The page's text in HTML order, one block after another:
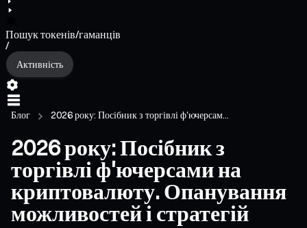
Пошук токенів/гаманців
/
Активність
Блог 2026 року: Посібник з торгівлі ф'ючерсам...
2026 року: Посібник з
торгівлі ф'ючерсами на
криптовалюту. Опанування
можливостей і стратегій